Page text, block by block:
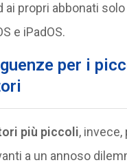
ai propri abbonati solo
e iPadOS.
per i
più piccoli,
a un annoso